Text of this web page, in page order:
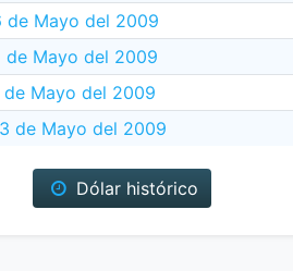
de Mayo del 2009
de Mayo del 2009
de Mayo del 2009
de Mayo del 2009
Dólar histórico